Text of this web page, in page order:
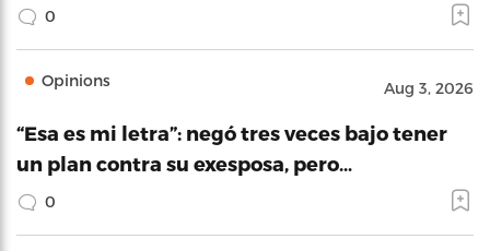
0
Opinions Aug 3, 2026
“Esa es mi letra”: negó tres veces bajo tener
un plan contra su exesposa, pero…
0